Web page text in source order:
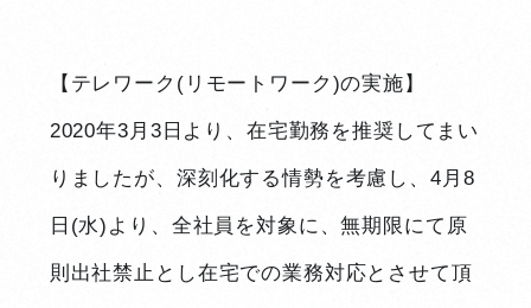
【テレワーク(リモートワーク)の実施】
2020年3月3日より、在宅勤務を推奨してまい
りましたが、深刻化する情勢を考慮し、4月8
日(水)より、全社員を対象に、無期限にて原
則出社禁止とし在宅での業務対応とさせて頂